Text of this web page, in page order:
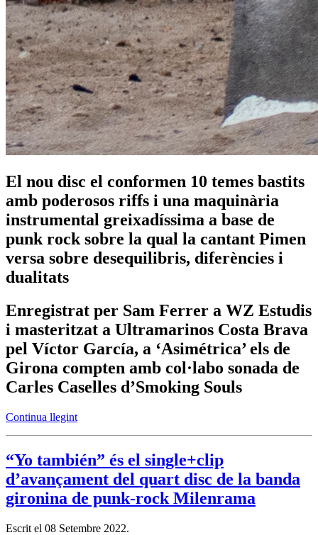
El nou disc el conformen 10 temes bastits
amb poderosos riffs i una maquinària
instrumental greixadíssima a base de
punk rock sobre la qual la cantant Pimen
versa sobre desequilibris, diferències i
dualitats
Enregistrat per Sam Ferrer a WZ Estudis
i masteritzat a Ultramarinos Costa Brava
pel Víctor García, a ‘Asimétrica’ els de
Girona compten amb col·labo sonada de
Carles Caselles d’Smoking Souls
Continua llegint
“Yo también” és el single+clip
d’avançament del quart disc de la banda
gironina de punk-rock Milenrama
Escrit el 08 Setembre 2022.